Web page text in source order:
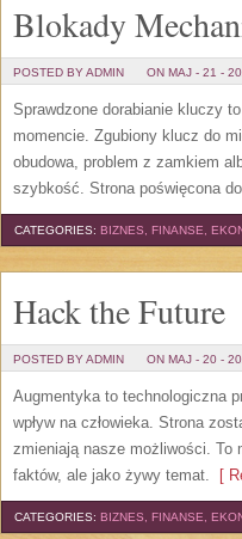
Blokady
POSTED BY ADMIN ON MAJ - 21 -
Sprawdzone dorabianie kluczy
momencie. Zgubiony klucz do
obudowa, problem z zamkiem
szybkość. Strona poświęcona
CATEGORIES: BIZNES, FINANSE,
Hack the Future
POSTED BY ADMIN ON MAJ - 20 -
Augmentyka to technologiczna
wpływ na człowieka. Strona
zmieniają nasze możliwości. To
faktów, ale jako żywy temat. [
CATEGORIES: BIZNES, FINANSE,